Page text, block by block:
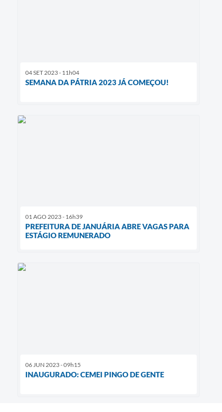
04 SET 2023 - 11h04
SEMANA DA PÁTRIA 2023 JÁ COMEÇOU!
01 AGO 2023 - 16h39
PREFEITURA DE JANUÁRIA ABRE VAGAS PARA
ESTÁGIO REMUNERADO
06 JUN 2023 - 09h15
INAUGURADO: CEMEI PINGO DE GENTE